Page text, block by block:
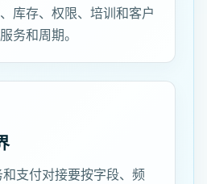
库存、权限、培训和客户
务和周期。
和支付对接要按字段、频